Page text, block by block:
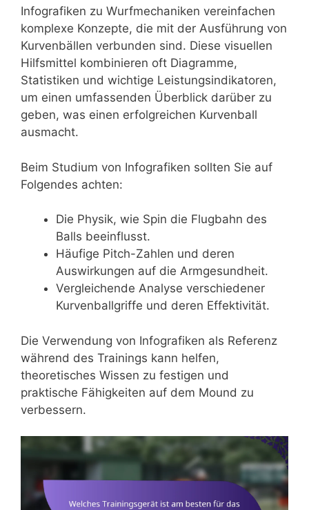
Infografiken zu Wurfmechaniken vereinfachen
komplexe Konzepte, die mit der Ausführung von
Kurvenbällen verbunden sind. Diese visuellen
Hilfsmittel kombinieren oft Diagramme,
Statistiken und wichtige Leistungsindikatoren,
um einen umfassenden Überblick darüber zu
geben, was einen erfolgreichen Kurvenball
ausmacht.
Beim Studium von Infografiken sollten Sie auf
Folgendes achten:
Die Physik, wie Spin die Flugbahn des
Balls beeinflusst.
Häufige Pitch-Zahlen und deren
Auswirkungen auf die Armgesundheit.
Vergleichende Analyse verschiedener
Kurvenballgriffe und deren Effektivität.
Die Verwendung von Infografiken als Referenz
während des Trainings kann helfen,
theoretisches Wissen zu festigen und
praktische Fähigkeiten auf dem Mound zu
verbessern.